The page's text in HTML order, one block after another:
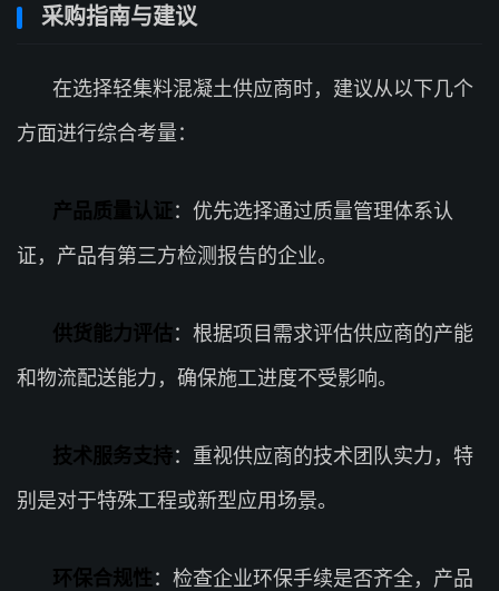
采购指南与建议
在选择轻集料混凝土供应商时，建议从以下几个
方面进行综合考量：
产品质量认证：优先选择通过质量管理体系认
证，产品有第三方检测报告的企业。
供货能力评估：根据项目需求评估供应商的产能
和物流配送能力，确保施工进度不受影响。
技术服务支持：重视供应商的技术团队实力，特
别是对于特殊工程或新型应用场景。
环保合规性：检查企业环保手续是否齐全，产品